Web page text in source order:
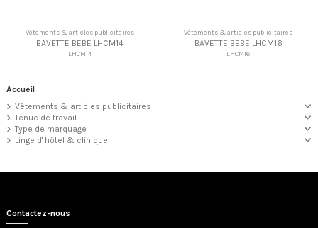
Vêtements & articles publicitaires
BAVETTE BEBE LHCM14
LHCM14
Vêtements & articles publicitaires
BAVETTE BEBE LHCM16
LHCM16
Accueil
Vêtements & articles publicitaires
Tenue de travail
Type de marquage
Linge d' hôtel & clinique
Contactez-nous